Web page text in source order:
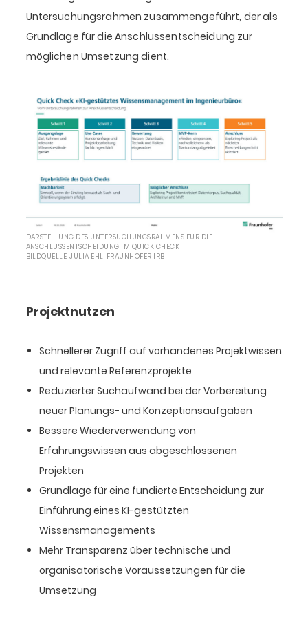
Untersuchungsrahmen zusammengeführt, der als
Grundlage für die Anschlussentscheidung zur
möglichen Umsetzung dient.
DARSTELLUNG DES UNTERSUCHUNGSRAHMENS FÜR DIE
ANSCHLUSSENTSCHEIDUNG IM QUICK CHECK
BILDQUELLE: JULIA EHL, FRAUNHOFER IRB
Projektnutzen
Schnellerer Zugriff auf vorhandenes Projektwissen
und relevante Referenzprojekte
Reduzierter Suchaufwand bei der Vorbereitung
neuer Planungs- und Konzeptionsaufgaben
Bessere Wiederverwendung von
Erfahrungswissen aus abgeschlossenen
Projekten
Grundlage für eine fundierte Entscheidung zur
Einführung eines KI-gestützten
Wissensmanagements
Mehr Transparenz über technische und
organisatorische Voraussetzungen für die
Umsetzung